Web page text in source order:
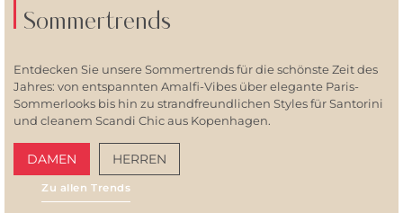
Sommertrends
Entdecken Sie unsere Sommertrends für die schönste Zeit des
Jahres: von entspannten Amalfi-Vibes über elegante Paris-
Sommerlooks bis hin zu strandfreundlichen Styles für Santorini
und cleanem Scandi Chic aus Kopenhagen.
DAMEN HERREN
Zu allen Trends